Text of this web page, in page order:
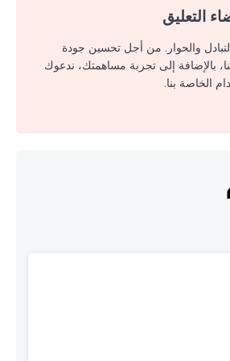
التعليق
والحوار. من أجل تحسين جودة
بالإضافة إلى تجربة مساهمتك، ندعوك
الخاصة بنا.